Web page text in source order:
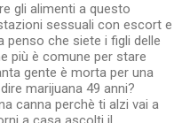
gli alimenti a questo
sessuali con escort e
penso che siete i figli delle
più è comune per stare
gente è morta per una
marijuana 49 anni?
canna perchè ti alzi vai a